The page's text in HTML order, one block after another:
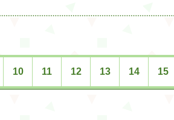
10 11 12 13 14 15